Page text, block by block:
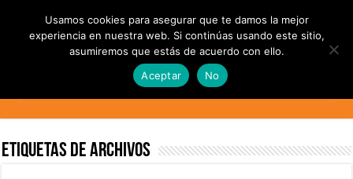
Etiquetas de Archivos
Usamos cookies para asegurar que te damos la mejor
experiencia en nuestra web. Si continúas usando este sitio,
asumiremos que estás de acuerdo con ello.
Aceptar
No